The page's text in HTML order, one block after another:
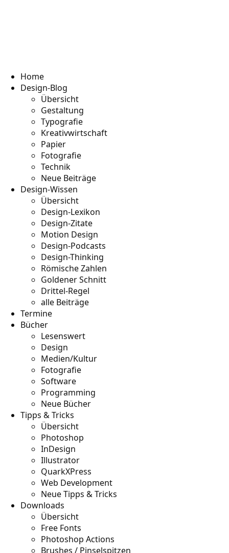
Home
Design-Blog
Übersicht
Gestaltung
Typografie
Kreativwirtschaft
Papier
Fotografie
Technik
Neue Beiträge
Design-Wissen
Übersicht
Design-Lexikon
Design-Zitate
Motion Design
Design-Podcasts
Design-Thinking
Römische Zahlen
Goldener Schnitt
Drittel-Regel
alle Beiträge
Termine
Bücher
Lesenswert
Design
Medien/Kultur
Fotografie
Software
Programming
Neue Bücher
Tipps & Tricks
Übersicht
Photoshop
InDesign
Illustrator
QuarkXPress
Web Development
Neue Tipps & Tricks
Downloads
Übersicht
Free Fonts
Photoshop Actions
Brushes / Pinselspitzen